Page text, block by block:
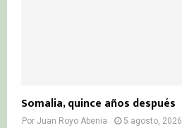
Somalia, quince años después
Por Juan Royo Abenia 5 agosto, 2026